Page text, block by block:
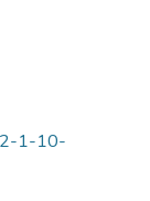
1-10-